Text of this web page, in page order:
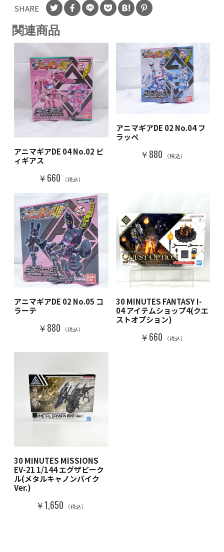
SHARE
関連商品
アニマギアDE 04 No.02 ビ
ィギアス
￥660 （税込）
アニマギアDE 02 No.04 フ
ラッペ
￥880 （税込）
アニマギアDE 02 No.05 コ
ラーテ
￥880 （税込）
30 MINUTES FANTASY I-
04 アイテムショップ4(クエ
ストオプション)
￥660 （税込）
30 MINUTES MISSIONS
EV-21 1/144 エグザビーク
ル(メタルキャノンバイク
Ver.)
￥1,650 （税込）